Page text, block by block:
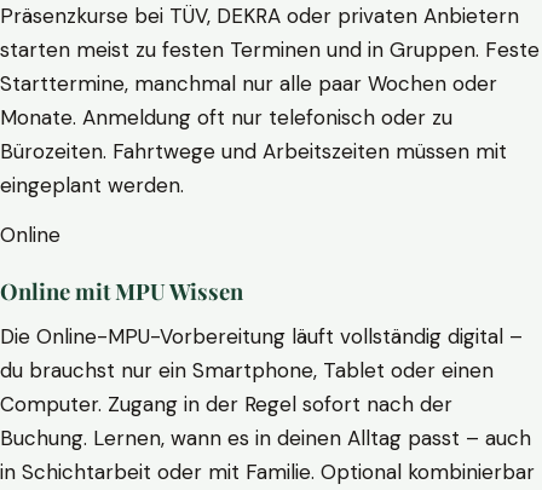
Präsenzkurse bei TÜV, DEKRA oder privaten Anbietern
starten meist zu festen Terminen und in Gruppen. Feste
Starttermine, manchmal nur alle paar Wochen oder
Monate. Anmeldung oft nur telefonisch oder zu
Bürozeiten. Fahrtwege und Arbeitszeiten müssen mit
eingeplant werden.
Online
Online mit MPU Wissen
Die Online-MPU-Vorbereitung läuft vollständig digital –
du brauchst nur ein Smartphone, Tablet oder einen
Computer. Zugang in der Regel sofort nach der
Buchung. Lernen, wann es in deinen Alltag passt – auch
in Schichtarbeit oder mit Familie. Optional kombinierbar